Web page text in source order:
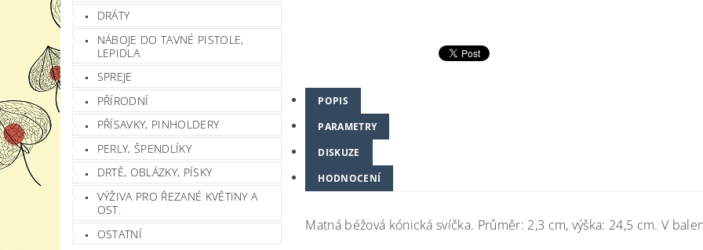
DRÁTY
NÁBOJE DO TAVNÉ PISTOLE,
LEPIDLA
SPREJE
PŘÍRODNÍ
PŘÍSAVKY, PINHOLDERY
PERLY, ŠPENDLÍKY
DRTĚ, OBLÁZKY, PÍSKY
VÝŽIVA PRO ŘEZANÉ KVĚTINY A
OST.
OSTATNÍ
POPIS
PARAMETRY
DISKUZE
HODNOCENÍ
Matná béžová kónická svíčka. Průměr: 2,3 cm, výška: 24,5 cm. V